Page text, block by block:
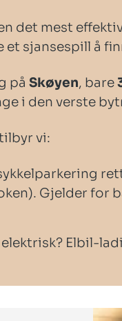
det mest
et sjansespill å
påSkøyen, bare
i den verste
vi:
Gjelder for
Elbil-